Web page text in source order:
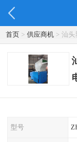
首页> 供应商机> 汕头
型号